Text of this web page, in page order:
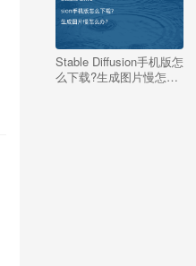
Stable Diffusion手机版怎
么下载?生成图片慢怎么